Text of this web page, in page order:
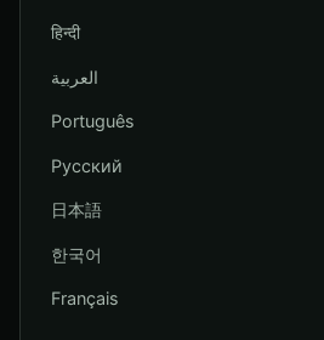
हिन्दी
العربية
Português
Русский
日本語
한국어
Français